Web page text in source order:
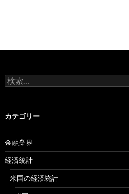
検
索:
カテゴリー
金融業界
経済統計
米国の経済統計